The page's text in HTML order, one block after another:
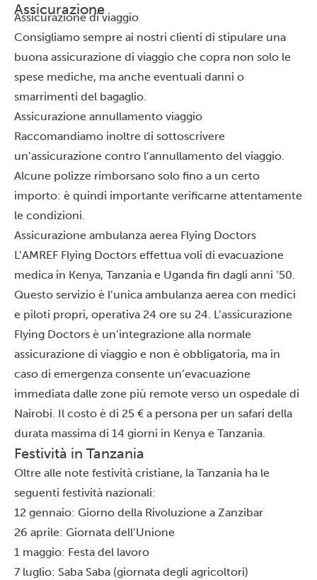
Assicurazione
Assicurazione di viaggio
Consigliamo sempre ai nostri clienti di stipulare una
buona assicurazione di viaggio che copra non solo le
spese mediche, ma anche eventuali danni o
smarrimenti del bagaglio.
Assicurazione annullamento viaggio
Raccomandiamo inoltre di sottoscrivere
un’assicurazione contro l’annullamento del viaggio.
Alcune polizze rimborsano solo fino a un certo
importo: è quindi importante verificarne attentamente
le condizioni.
Assicurazione ambulanza aerea Flying Doctors
L’AMREF Flying Doctors effettua voli di evacuazione
medica in Kenya, Tanzania e Uganda fin dagli anni ’50.
Questo servizio è l’unica ambulanza aerea con medici
e piloti propri, operativa 24 ore su 24. L’assicurazione
Flying Doctors è un’integrazione alla normale
assicurazione di viaggio e non è obbligatoria, ma in
caso di emergenza consente un’evacuazione
immediata dalle zone più remote verso un ospedale di
Nairobi. Il costo è di 25 € a persona per un safari della
durata massima di 14 giorni in Kenya e Tanzania.
Festività in Tanzania
Oltre alle note festività cristiane, la Tanzania ha le
seguenti festività nazionali:
12 gennaio: Giorno della Rivoluzione a Zanzibar
26 aprile: Giornata dell’Unione
1 maggio: Festa del lavoro
7 luglio: Saba Saba (giornata degli agricoltori)